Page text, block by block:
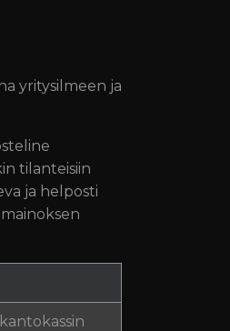
yritysilmeen ja
tilanteisiin
ja helposti